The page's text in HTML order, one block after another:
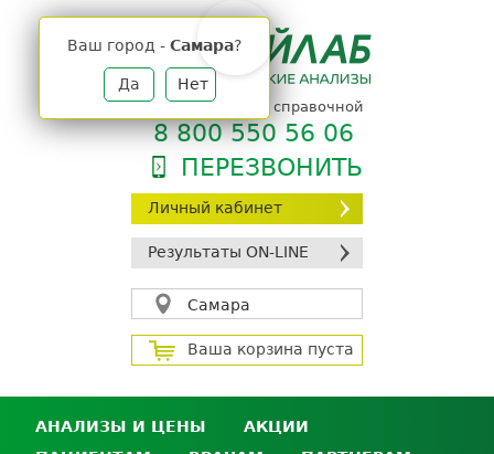
Личный кабинет
Результаты ON-LINE
Самара
Ваш город - Самара?
Да Нет
Ваша корзина пуста
телефон единой справочной
8 800 550 56 06
ПЕРЕЗВОНИТЬ
АНАЛИЗЫ И ЦЕНЫ
АКЦИИ